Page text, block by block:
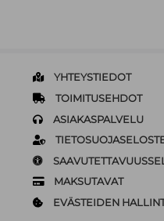
YHTEYSTIEDOT
TOIMITUSEHDOT
ASIAKASPALVELU
MAKSUTAVAT
EVÄSTEIDEN